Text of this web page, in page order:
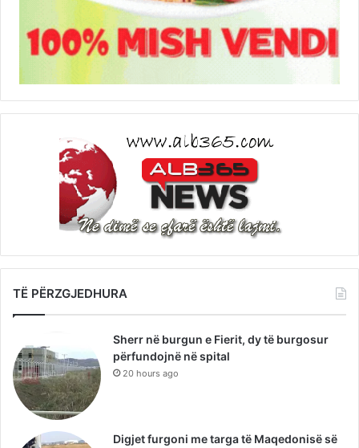
TË PËRZGJEDHURA
Sherr në burgun e Fierit, dy të burgosur
përfundojnë në spital
20 hours ago
Digjet furgoni me targa të Maqedonisë së